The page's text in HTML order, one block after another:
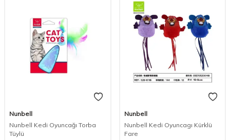
Nunbell
Nunbell Kedi Oyuncağı Torba
Tüylü
Nunbell
Nunbell Kedi Oyuncagı Kürklü
Fare